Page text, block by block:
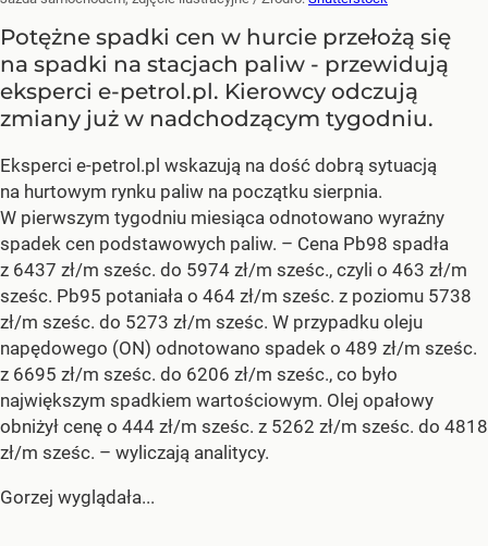
Potężne spadki cen w hurcie przełożą się
na spadki na stacjach paliw - przewidują
eksperci e-petrol.pl. Kierowcy odczują
zmiany już w nadchodzącym tygodniu.
Eksperci e-petrol.pl wskazują na dość dobrą sytuacją
na hurtowym rynku paliw na początku sierpnia.
W pierwszym tygodniu miesiąca odnotowano wyraźny
spadek cen podstawowych paliw. – Cena Pb98 spadła
z 6437 zł/m sześc. do 5974 zł/m sześc., czyli o 463 zł/m
sześc. Pb95 potaniała o 464 zł/m sześc. z poziomu 5738
zł/m sześc. do 5273 zł/m sześc. W przypadku oleju
napędowego (ON) odnotowano spadek o 489 zł/m sześc.
z 6695 zł/m sześc. do 6206 zł/m sześc., co było
największym spadkiem wartościowym. Olej opałowy
obniżył cenę o 444 zł/m sześc. z 5262 zł/m sześc. do 4818
zł/m sześc. – wyliczają analitycy.
Gorzej wyglądała...